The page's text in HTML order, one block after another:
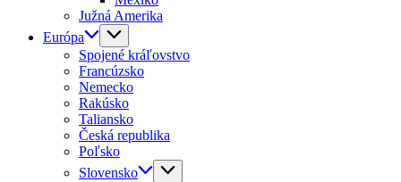
Južná Amerika
Európa
Spojené kráľovstvo
Francúzsko
Nemecko
Rakúsko
Taliansko
Česká republika
Poľsko
Slovensko